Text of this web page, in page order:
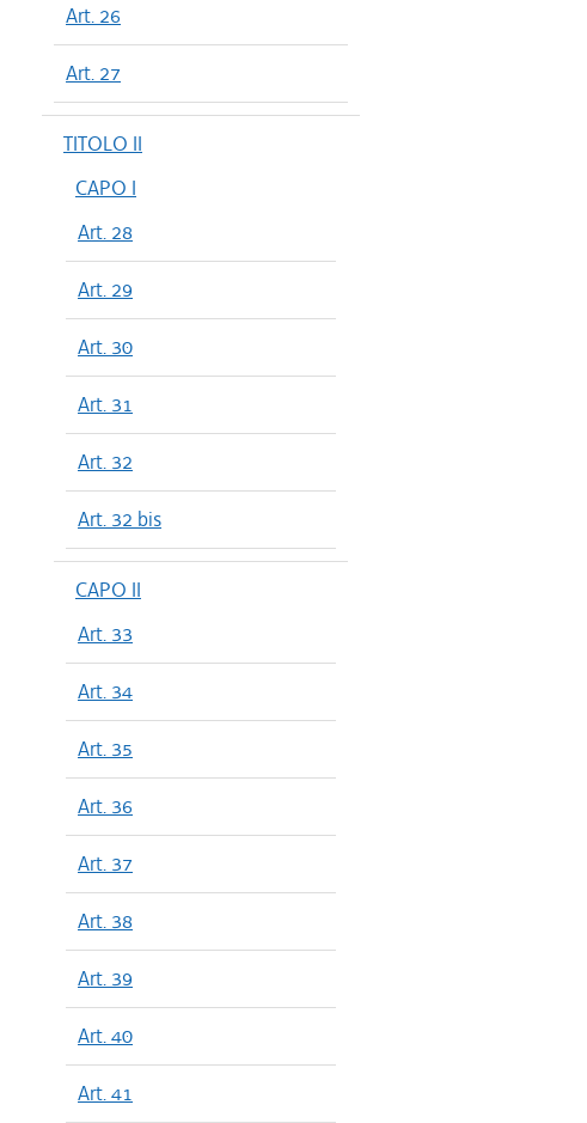
Art. 26
Art. 27
TITOLO II
CAPO I
Art. 28
Art. 29
Art. 30
Art. 31
Art. 32
Art. 32 bis
CAPO II
Art. 33
Art. 34
Art. 35
Art. 36
Art. 37
Art. 38
Art. 39
Art. 40
Art. 41